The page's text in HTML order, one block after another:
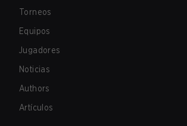
Torneos
Equipos
Jugadores
Noticias
Authors
Artículos